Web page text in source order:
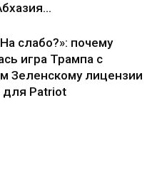
слабо?»: почему
игра Трампа с
Зеленскому лицензии
для Patriot